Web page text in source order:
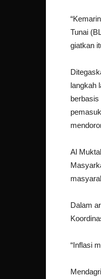
Tunai
giatkan
langkah
berbasis
Al
Dalam
“Inflasi